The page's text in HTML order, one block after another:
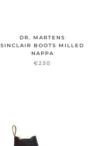
DR. MARTENS
SINCLAIR BOOTS MILLED
NAPPA
€230